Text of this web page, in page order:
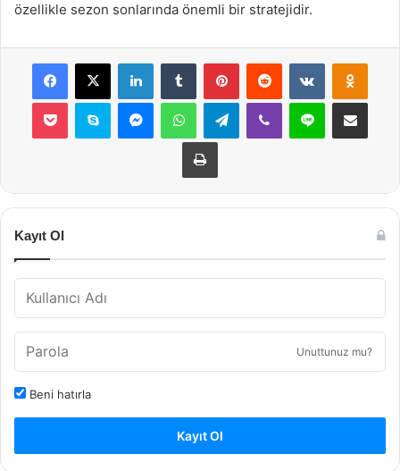
özellikle sezon sonlarında önemli bir stratejidir.
Facebook
X LinkedInTumblr PinterestReddit VKontakte
Pocket Skype MessengerWhatsAppTelegramViber Line E-Posta ile
Yazdır
Kayıt Ol
Unuttunuz mu?
Beni hatırla
Kayıt Ol